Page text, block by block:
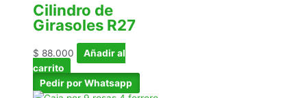
Cilindro de
Girasoles R27
$ 88.000
Añadir al
carrito
Pedir por Whatsapp